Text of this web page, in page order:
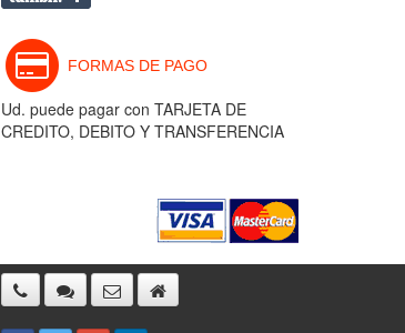
FORMAS DE PAGO
Ud. puede pagar con TARJETA DE
CREDITO, DEBITO Y TRANSFERENCIA